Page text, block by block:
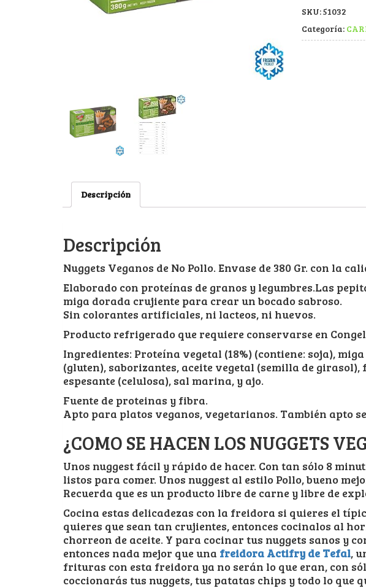
SKU:51032
Categoría:
Descripción
Descripción
Nuggets Veganos de No Pollo. Envase de 380 Gr. con la
Elaborado con proteínas de granos y legumbres.Las
miga dorada crujiente para crear un bocado sabroso.
Sin colorantes artificiales, ni lacteos, ni huevos.
Producto refrigerado que requiere conservarse en
Ingredientes: Proteína vegetal (18%) (contiene: soja),
(gluten), saborizantes, aceite vegetal (semilla de
espesante (celulosa), sal marina, y ajo.
Fuente de proteinas y fibra.
Apto para platos veganos, vegetarianos. También apto
¿COMO SE HACEN LOS NUGGETS
Unos nuggest fácil y rápido de hacer. Con tan sólo 8
listos para comer. Unos nuggest al estilo Pollo, bueno
Recuerda que es un producto libre de carne y libre de
Cocina estas delicadezas con la freidora si quieres el
quieres que sean tan crujientes, entonces cocinalos al
chorreon de aceite. Y para cocinar tus nuggets sanos y
entonces nada mejor que una freidora Actifry de Tefal,
frituras con esta freidora ya no serán lo que eran, con
coccionarás tus nuggets, tus patatas chips y todo lo que